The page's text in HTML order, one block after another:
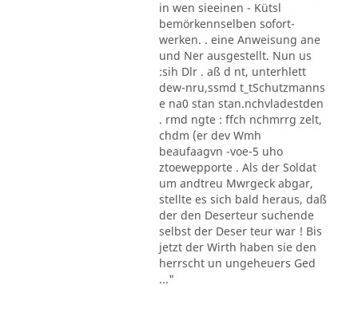
in wen sieeinen - Kütsl
bemörkennselben sofort-
werken. . eine Anweisung ane
und Ner ausgestellt. Nun us
:sih Dlr . aß d nt, unterhlett
dew-nru,ssmd t_tSchutzmanns
e na0 stan stan.nchvladestden
. rmd ngte : ffch nchmrrg zelt,
chdm (er dev Wmh
beaufaagvn -voe-5 uho
ztoewepporte . Als der Soldat
um andtreu Mwrgeck abgar,
stellte es sich bald heraus, daß
der den Deserteur suchende
selbst der Deser teur war ! Bis
jetzt der Wirth haben sie den
herrscht un ungeheuers Ged
..."